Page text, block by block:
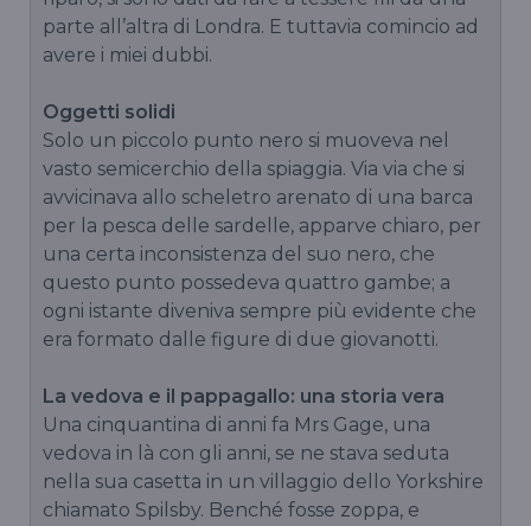
parte all’altra di Londra. E tuttavia comincio ad
avere i miei dubbi.
Oggetti solidi
Solo un piccolo punto nero si muoveva nel
vasto semicerchio della spiaggia. Via via che si
avvicinava allo scheletro arenato di una barca
per la pesca delle sardelle, apparve chiaro, per
una certa inconsistenza del suo nero, che
questo punto possedeva quattro gambe; a
ogni istante diveniva sempre più evidente che
era formato dalle figure di due giovanotti.
La vedova e il pappagallo: una storia vera
Una cinquantina di anni fa Mrs Gage, una
vedova in là con gli anni, se ne stava seduta
nella sua casetta in un villaggio dello Yorkshire
chiamato Spilsby. Benché fosse zoppa, e